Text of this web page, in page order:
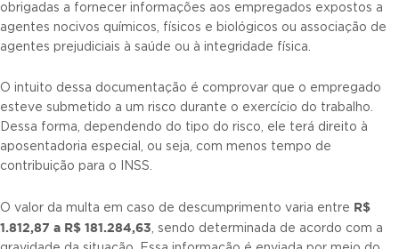
obrigadas a fornecer informações aos empregados expostos a
agentes nocivos químicos, físicos e biológicos ou associação de
agentes prejudiciais à saúde ou à integridade física.
O intuito dessa documentação é comprovar que o empregado
esteve submetido a um risco durante o exercício do trabalho.
Dessa forma, dependendo do tipo do risco, ele terá direito à
aposentadoria especial, ou seja, com menos tempo de
contribuição para o INSS.
O valor da multa em caso de descumprimento varia entre R$
1.812,87 a R$ 181.284,63, sendo determinada de acordo com a